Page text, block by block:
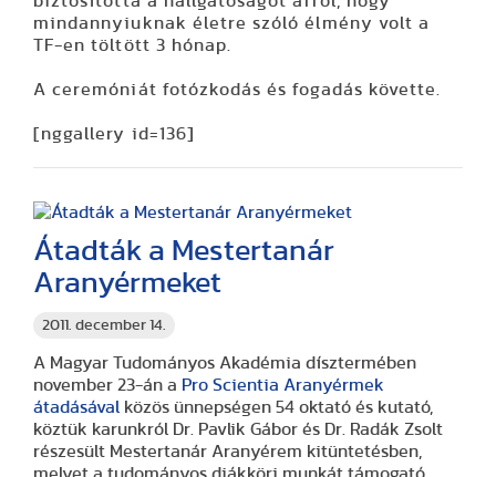
mindannyiuknak életre szóló élmény volt a
TF-en töltött 3 hónap.
A ceremóniát fotózkodás és fogadás követte.
[nggallery id=136]
2011. december 14.
Átadták a Mestertanár
Aranyérmeket
A Magyar Tudományos Akadémia dísztermében
november 23-án a Pro Scientia Aranyérmek
átadásával
közös ünnepségen 54 oktató és kutató,
köztük karunkról
Dr. Pavlik Gábor és Dr. Radák Zsolt
részesült Mestertanár Aranyérem kitüntetésben,